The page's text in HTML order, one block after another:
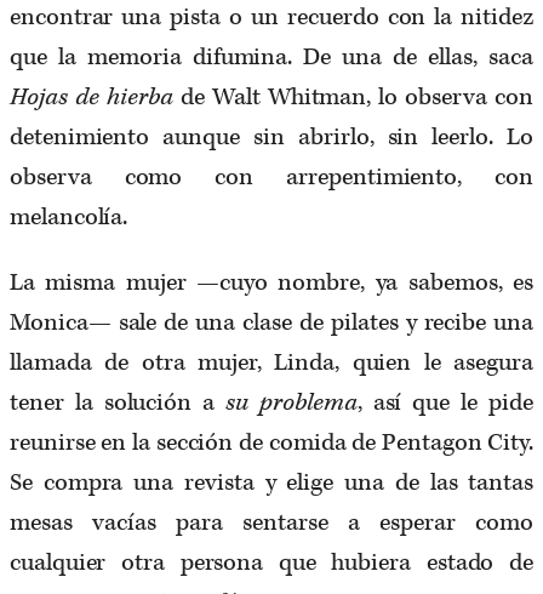
encontrar una pista o un recuerdo con la nitidez
que la memoria difumina. De una de ellas, saca
Hojas de hierbade Walt Whitman, lo observa con
detenimiento aunque sin abrirlo, sin leerlo. Lo
observa como con arrepentimiento, con
melancolía.
La misma mujer —cuyo nombre, ya sabemos, es
Monica— sale de una clase de pilates y recibe una
llamada de otra mujer, Linda, quien le asegura
tener la solución asu problema, así que le pide
reunirse en la sección de comida de Pentagon City.
Se compra una revista y elige una de las tantas
mesas vacías para sentarse a esperar como
cualquier otra persona que hubiera estado de